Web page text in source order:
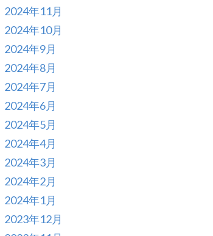
2024年11月
2024年10月
2024年9月
2024年8月
2024年7月
2024年6月
2024年5月
2024年4月
2024年3月
2024年2月
2024年1月
2023年12月